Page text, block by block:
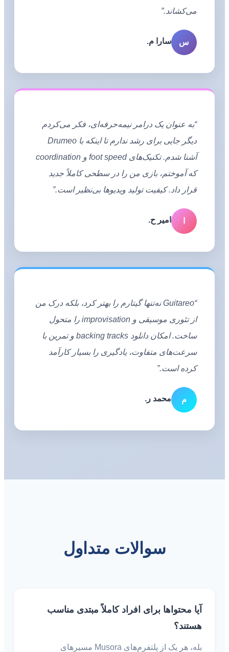
می‌کشاند.”
س سارا م.
“به عنوان یک درامر نیمه‌حرفه‌ای، فکر می‌کردم
دیگر جایی برای رشد ندارم تا اینکه با Drumeo
آشنا شدم. تکنیک‌های foot speed و coordination
که آموختم، بازی من را در سطحی کاملاً جدید
قرار داد. کیفیت تولید ویدیوها بی‌نظیر است.”
امیر ح.
“Guitareo نه‌تنها گیتارم را بهتر کرد، بلکه درک من
از تئوری موسیقی و improvisation را متحول
ساخت. امکان دانلود backing tracks و تمرین با
سرعت‌های متفاوت، یادگیری را بسیار کارآمد
کرده است.”
م محمد ر.
سوالات متداول
آیا محتواها برای افراد کاملاً مبتدی مناسب
هستند؟
بله، هر یک از پلتفرم‌های Musora مسیرهای